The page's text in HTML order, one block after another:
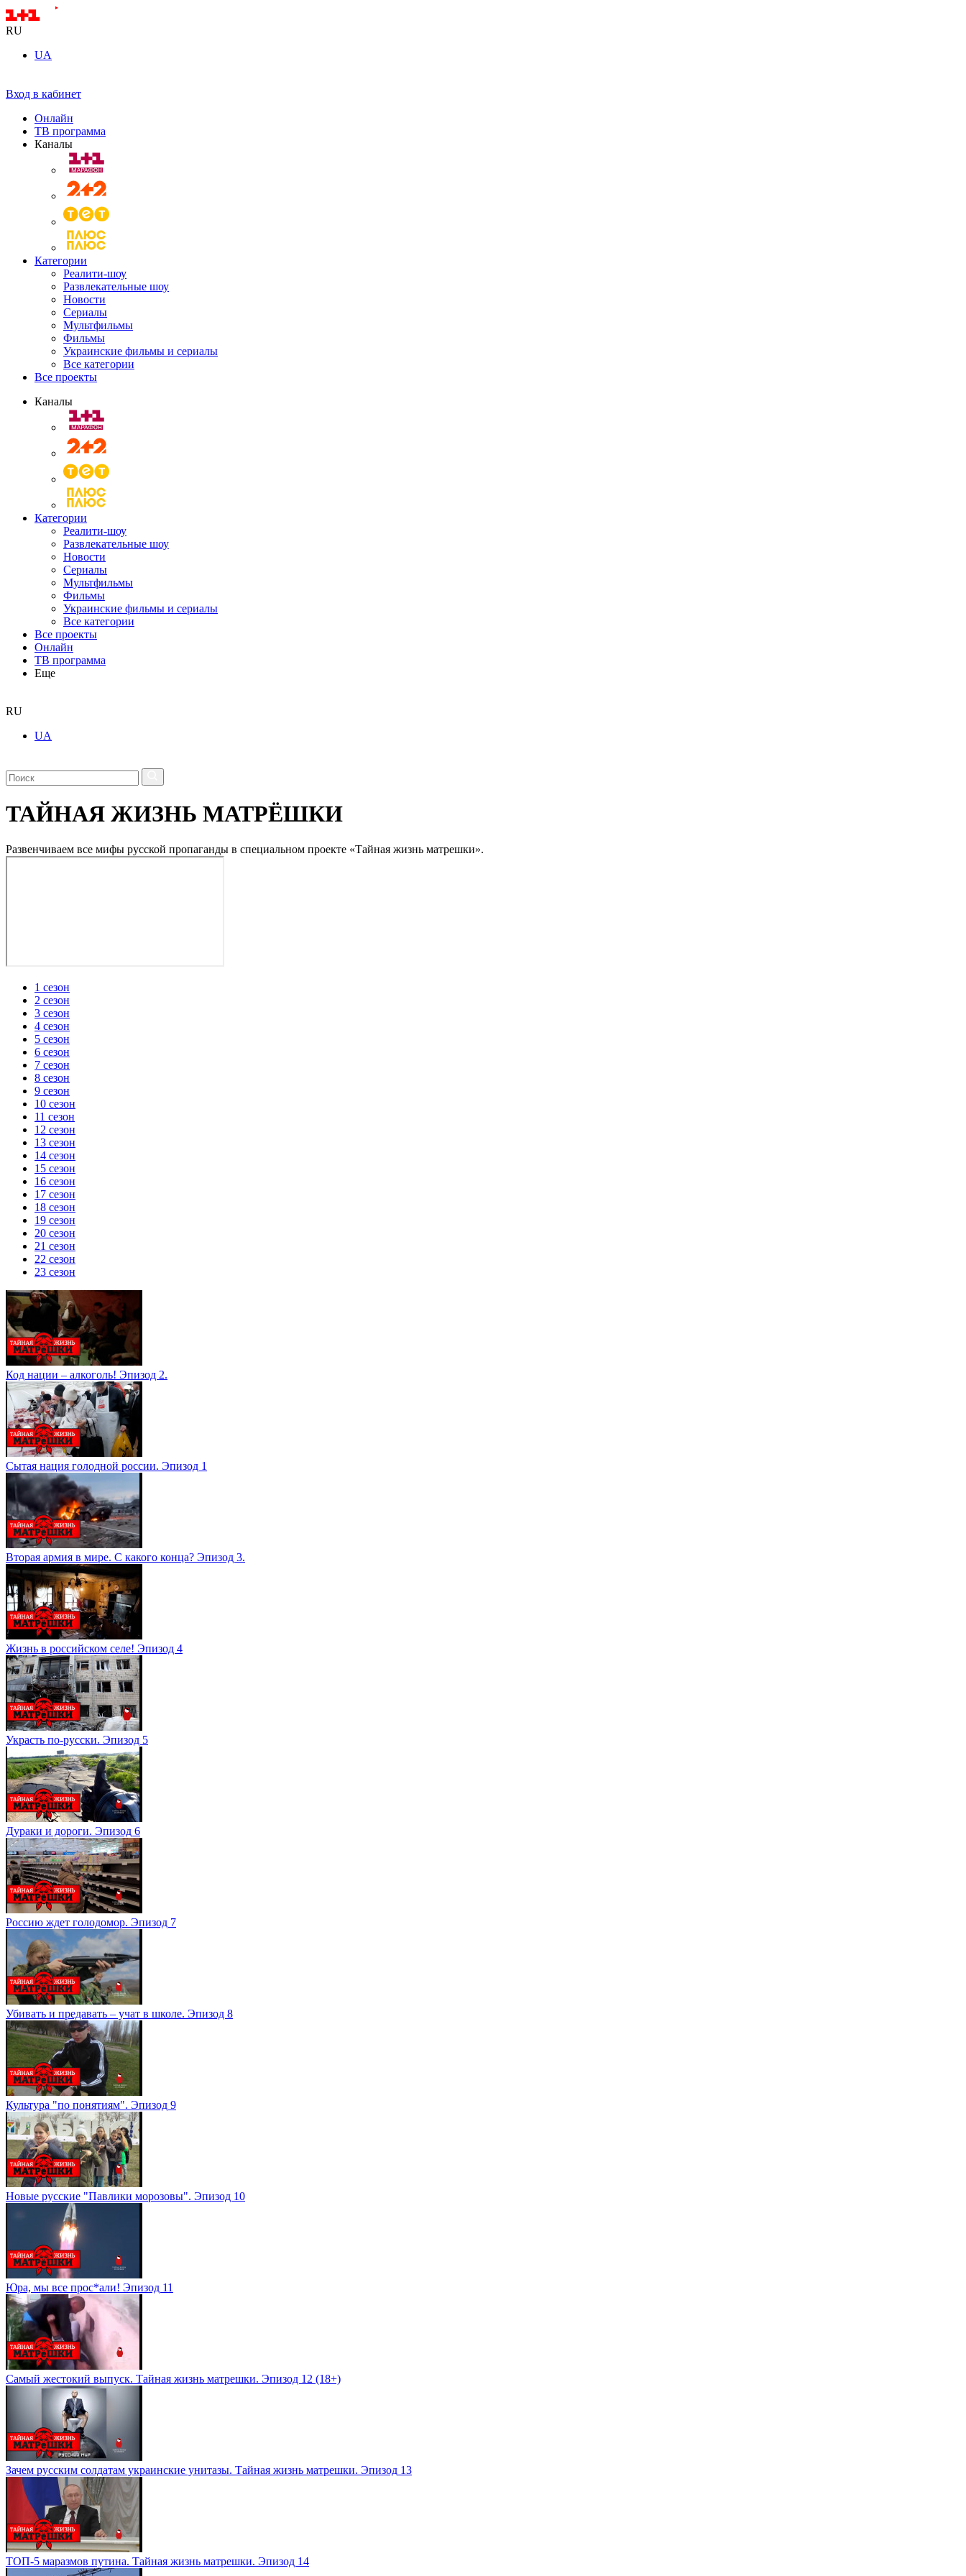
RU
UA
Вход в кабинет
Онлайн
ТВ программа
Каналы
Категории
Реалити-шоу
Развлекательные шоу
Новости
Сериалы
Мультфильмы
Фильмы
Украинские фильмы и сериалы
Все категории
Все проекты
Каналы
Категории
Реалити-шоу
Развлекательные шоу
Новости
Сериалы
Мультфильмы
Фильмы
Украинские фильмы и сериалы
Все категории
Все проекты
Онлайн
ТВ программа
Еще
RU
UA
ТАЙНАЯ ЖИЗНЬ МАТРЁШКИ
Развенчиваем все мифы русской пропаганды в специальном проекте «Тайная жизнь матрешки».
1 сезон
2 сезон
3 сезон
4 сезон
5 сезон
6 сезон
7 сезон
8 сезон
9 сезон
10 сезон
11 сезон
12 сезон
13 сезон
14 сезон
15 сезон
16 сезон
17 сезон
18 сезон
19 сезон
20 сезон
21 сезон
22 сезон
23 сезон
Код нации – алкоголь! Эпизод 2.
Сытая нация голодной россии. Эпизод 1
Вторая армия в мире. С какого конца? Эпизод 3.
Жизнь в российском селе! Эпизод 4
Украсть по-русски. Эпизод 5
Дураки и дороги. Эпизод 6
Россию ждет голодомор. Эпизод 7
Убивать и предавать – учат в школе. Эпизод 8
Культура "по понятиям". Эпизод 9
Новые русские "Павлики морозовы". Эпизод 10
Юра, мы все прос*али! Эпизод 11
Самый жестокий выпуск. Тайная жизнь матрешки. Эпизод 12 (18+)
Зачем русским солдатам украинские унитазы. Тайная жизнь матрешки. Эпизод 13
ТОП-5 маразмов путина. Тайная жизнь матрешки. Эпизод 14